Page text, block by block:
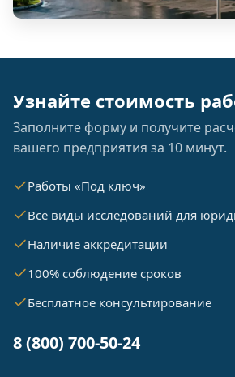
Узнайте стоимость
Заполните форму и получите
вашего предприятия за 10 минут.
Работы «Под ключ»
Все виды исследований для
Наличие аккредитации
100% соблюдение сроков
Бесплатное консультирование
8 (800) 700-50-24